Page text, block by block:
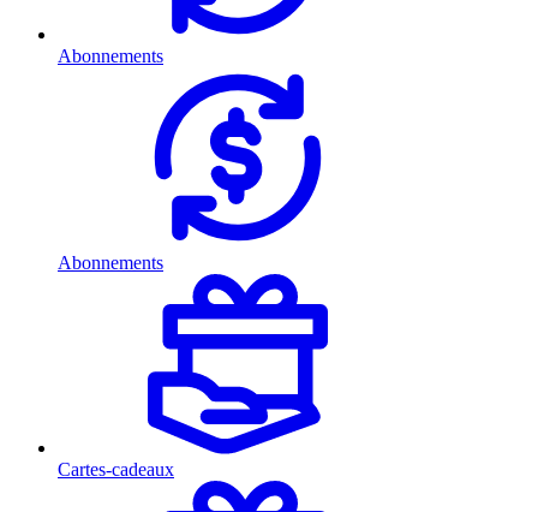
Abonnements
Abonnements
Cartes-cadeaux